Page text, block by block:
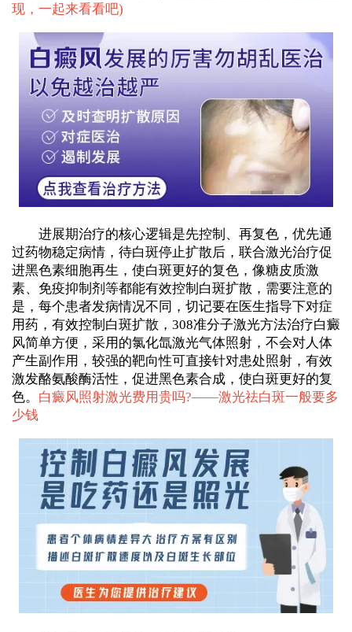
现，一起来看看吧)
进展期治疗的核心逻辑是先控制、再复色，优先通
过药物稳定病情，待白斑停止扩散后，联合激光治疗促
进黑色素细胞再生，使白斑更好的复色，像糖皮质激
素、免疫抑制剂等都能有效控制白斑扩散，需要注意的
是，每个患者发病情况不同，切记要在医生指导下对症
用药，有效控制白斑扩散，308准分子激光方法治疗白癜
风简单方便，采用的氯化氙激光气体照射，不会对人体
产生副作用，较强的靶向性可直接针对患处照射，有效
激发酪氨酸酶活性，促进黑色素合成，使白斑更好的复
色。 白癜风照射激光费用贵吗?——激光祛白斑一般要多
少钱